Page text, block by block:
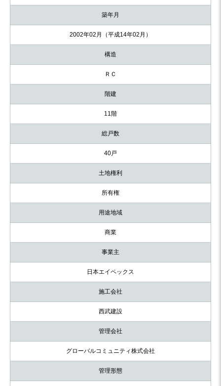
築年月
2002年02月（平成14年02月）
構造
ＲＣ
階建
11階
総戸数
40戸
土地権利
所有権
用途地域
商業
事業主
日本エイペックス
施工会社
西武建設
管理会社
グローバルコミュニティ株式会社
管理形態